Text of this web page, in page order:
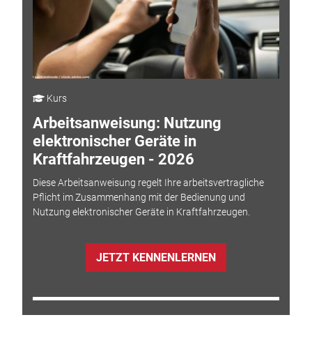
Kurs
Arbeitsanweisung: Nutzung
elektronischer Geräte in
Kraftfahrzeugen - 2026
Diese Arbeitsanweisung regelt Ihre arbeitsvertragliche
Pflicht im Zusammenhang mit der Bedienung und
Nutzung elektronischer Geräte in Kraftfahrzeugen.
JETZT KENNENLERNEN